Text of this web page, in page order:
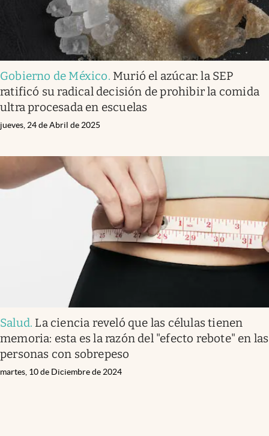
Gobierno de México. Murió el azúcar: la SEP
ratificó su radical decisión de prohibir la comida
ultra procesada en escuelas
jueves, 24 de Abril de 2025
Salud. La ciencia reveló que las células tienen
memoria: esta es la razón del "efecto rebote" en las
personas con sobrepeso
martes, 10 de Diciembre de 2024